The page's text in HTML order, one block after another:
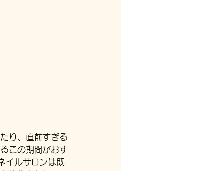
り、直前すぎる
この期間がおす
イルサロンは既